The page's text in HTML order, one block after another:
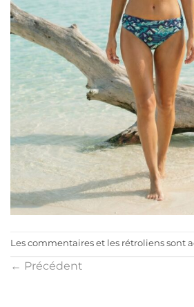
Les commentaires et les rétroliens sont
← Précédent